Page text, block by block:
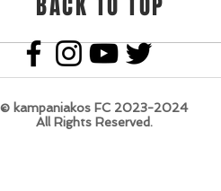
ο Χρήστος
© kampaniakos FC 2023-2024
All Rights Reserved.